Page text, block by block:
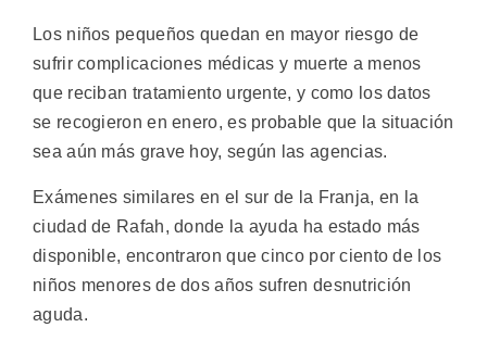
Los niños pequeños quedan en mayor riesgo de
sufrir complicaciones médicas y muerte a menos
que reciban tratamiento urgente, y como los datos
se recogieron en enero, es probable que la situación
sea aún más grave hoy, según las agencias.
Exámenes similares en el sur de la Franja, en la
ciudad de Rafah, donde la ayuda ha estado más
disponible, encontraron que cinco por ciento de los
niños menores de dos años sufren desnutrición
aguda.